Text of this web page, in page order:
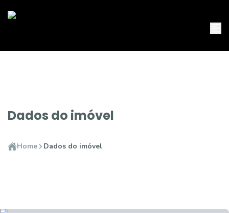
Dados do imóvel
Home Dados do imóvel